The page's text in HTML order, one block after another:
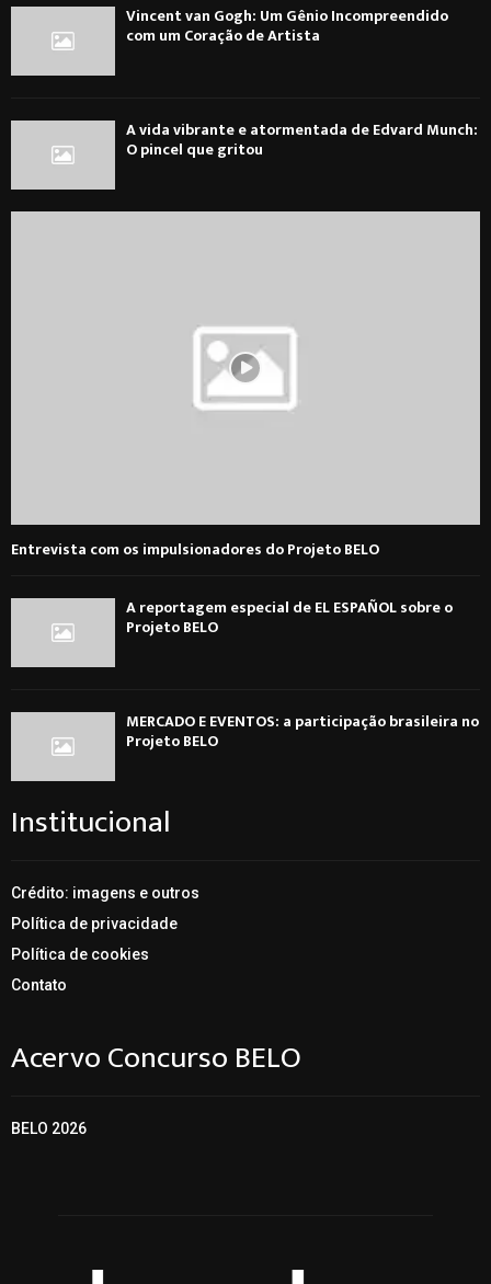
Vincent van Gogh: Um Gênio Incompreendido
com um Coração de Artista
A vida vibrante e atormentada de Edvard Munch:
O pincel que gritou
Entrevista com os impulsionadores do Projeto BELO
A reportagem especial de EL ESPAÑOL sobre o
Projeto BELO
MERCADO E EVENTOS: a participação brasileira no
Projeto BELO
Institucional
Crédito: imagens e outros
Política de privacidade
Política de cookies
Contato
Acervo Concurso BELO
BELO 2026